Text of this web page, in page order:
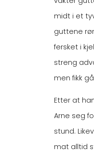
midt i et
guttene
fersket i
streng
men fikk
Etter at
Arne seg
stund.
mat alltid